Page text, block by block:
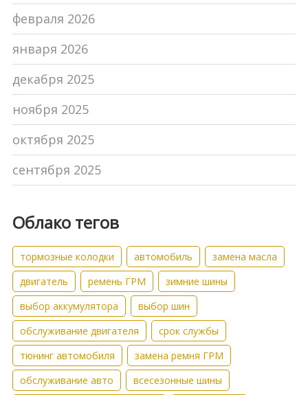
февраля 2026
января 2026
декабря 2025
ноября 2025
октября 2025
сентября 2025
Облако тегов
тормозные колодки автомобиль
замена масла
двигатель
ремень ГРМ
зимние шины
выбор аккумулятора
выбор шин
обслуживание двигателя
срок службы
тюнинг автомобиля
замена ремня ГРМ
обслуживание авто
всесезонные шины